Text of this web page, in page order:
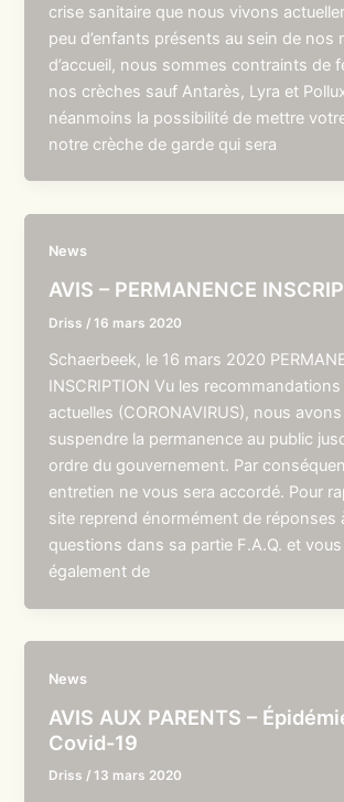
crise sanitaire que nous vivons
peu d’enfants présents au sein de nos
d’accueil, nous sommes contraints de
nos crèches sauf Antarès, Lyra et
néanmoins la possibilité de mettre
notre crèche de garde qui sera
News
AVIS – PERMANENCE
Driss /16 mars 2020
Schaerbeek, le 16 mars 2020
INSCRIPTION Vu les
actuelles (CORONAVIRUS), nous
suspendre la permanence au public
ordre du gouvernement. Par
entretien ne vous sera accordé. Pour
site reprend énormément de réponses
questions dans sa partie F.A.Q. et
également de
News
AVIS AUX PARENTS –
Covid-19
Driss /13 mars 2020